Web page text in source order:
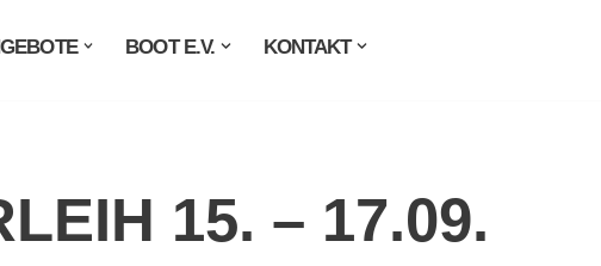
BOOT E.V. KONTAKT
15. – 17.09.